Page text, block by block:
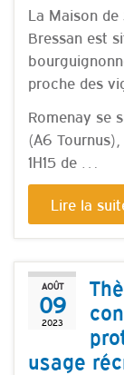
La Maison
Bressan est
proche des
Romenay se
(A6
1H15 de …
Lire la
AOÛT
09
2023
usage